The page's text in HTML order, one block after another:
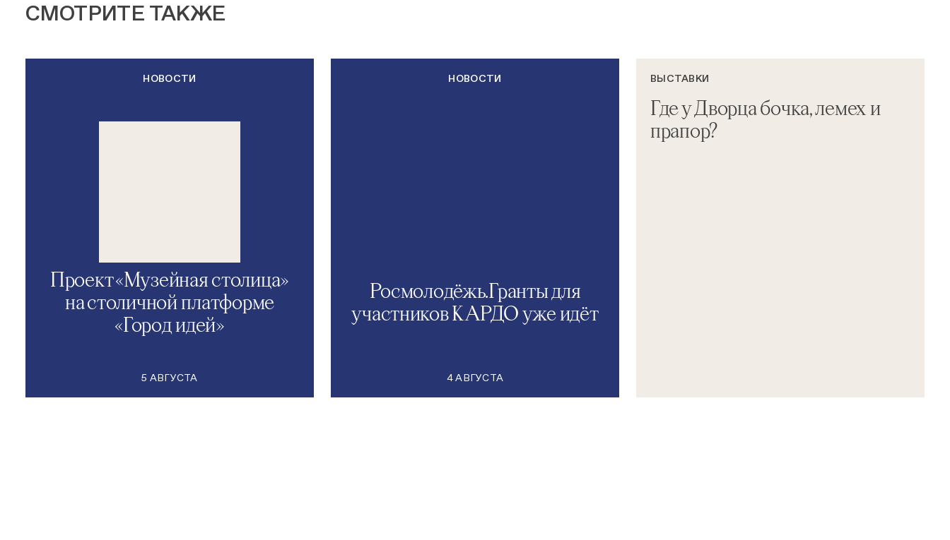
СМОТРИТЕ ТАКЖЕ
НОВОСТИ
Проект «Музейная столица»
на столичной платформе
«Город идей»
5 АВГУСТА
НОВОСТИ
Росмолодёжь.Гранты для
участников КАРДО уже идёт
4 АВГУСТА
ВЫСТАВКИ
Где у Дворца бочка, лемех и
прапор?